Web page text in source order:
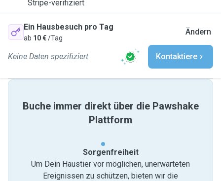
Stripe-verifiziert
Ein Hausbesuch pro Tag
ab 10 €/Tag
Ändern
Keine Daten spezifiziert Kontaktiere
Buche immer direkt über die Pawshake
Plattform
Sorgenfreiheit
Um Dein Haustier vor möglichen, unerwarteten
Ereignissen zu schützen, bieten wir die